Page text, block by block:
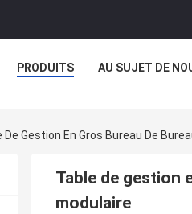
PRODUITS AU SUJET DE
De Gestion En Gros Bureau De
Table de gestion
modulaire